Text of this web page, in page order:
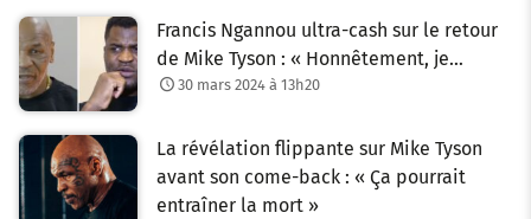
Francis Ngannou ultra-cash sur le retour
de Mike Tyson : « Honnêtement, je…
30 mars 2024 à 13h20
La révélation flippante sur Mike Tyson
avant son come-back : « Ça pourrait
entraîner la mort »